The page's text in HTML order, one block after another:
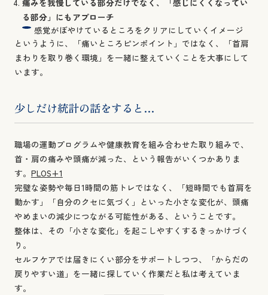
痛みを我慢している部分だけでなく、「感じにくくなってい
る部分」にもアプローチ
感覚がぼやけているところをクリアにしていくイメージ
というように、「痛いところピンポイント」ではなく、「首肩
まわりを取り巻く環境」を一緒に整えていくことを大事にして
います。
少しだけ統計の話をすると…
職場の運動プログラムや健康教育を組み合わせた取り組みで、
首・肩の痛みや頭痛が減った、という報告がいくつかありま
す。 PLOS+1
完璧な姿勢や毎日1時間の筋トレではなく、「短時間でも首肩を
動かす」「自分のクセに気づく」といった小さな変化が、頭痛
やめまいの減少につながる可能性がある、ということです。
整体は、その「小さな変化」を起こしやすくするきっかけづく
り。
セルフケアでは届きにくい部分をサポートしつつ、「からだの
戻りやすい道」を一緒に探していく作業だと私は考えていま
す。